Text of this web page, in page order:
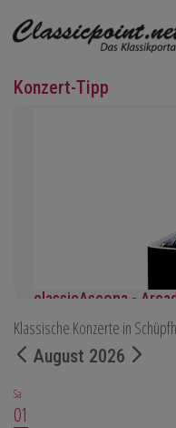
Konzert-Tipp
classicAscona -
Klavierrezital
Samstag, 19.09, 19:30 in
Klassische Konzerte in
August 2026
Sa
01